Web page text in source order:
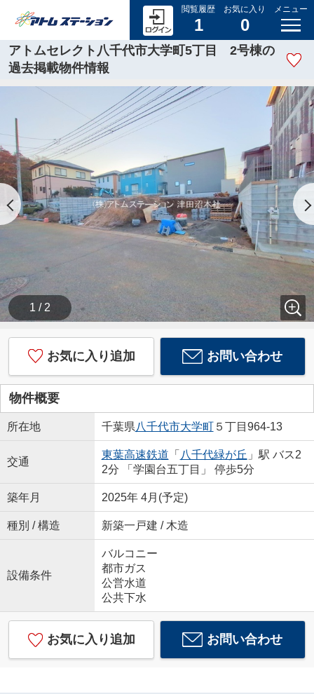
閲覧履歴
1
お気に入り
0
メニュー
アトムセレクト八千代市大学町5丁目 2号棟の
過去掲載物件情報
1 / 2
お気に入り追加 お問い合わせ
物件概要
所在地 千葉県八千代市大学町５丁目964-13
交通
東葉高速鉄道 「 八千代緑が丘 」駅 バス2
2分 「学園台五丁目」 停歩5分
築年月 2025年 4月(予定)
種別 / 構造 新築一戸建 / 木造
設備条件
バルコニー
都市ガス
公営水道
公共下水
お気に入り追加 お問い合わせ